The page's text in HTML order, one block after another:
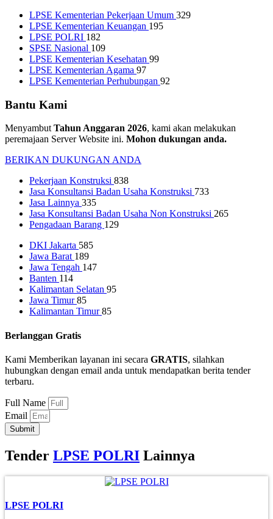
LPSE Kementerian Pekerjaan Umum 329
LPSE Kementerian Keuangan 195
LPSE POLRI 182
SPSE Nasional 109
LPSE Kementerian Kesehatan 99
LPSE Kementerian Agama 97
LPSE Kementerian Perhubungan 92
Bantu Kami
Menyambut Tahun Anggaran 2026, kami akan melakukan
peremajaan Server Website ini. Mohon dukungan anda.
BERIKAN DUKUNGAN ANDA
Pekerjaan Konstruksi 838
Jasa Konsultansi Badan Usaha Konstruksi 733
Jasa Lainnya 335
Jasa Konsultansi Badan Usaha Non Konstruksi 265
Pengadaan Barang 129
DKI Jakarta 585
Jawa Barat 189
Jawa Tengah 147
Banten 114
Kalimantan Selatan 95
Jawa Timur85
Kalimantan Timur85
Berlanggan Gratis
Kami Memberikan layanan ini secara GRATIS, silahkan
hubungkan dengan email anda untuk mendapatkan berita tender
terbaru.
Full Name
Email
Submit
Tender LPSE POLRI Lainnya
LPSE POLRI